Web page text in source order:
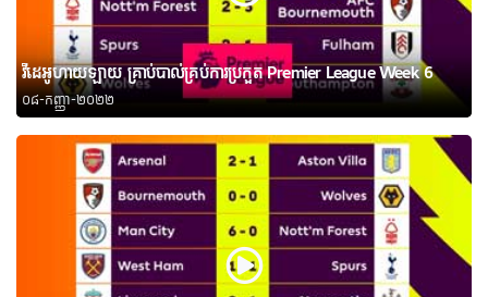
វីដេអូហាយឡាយ គ្រាប់បាល់គ្រប់ការប្រកួត Premier League Week 6
០៨-កញ្ញា-២០២២